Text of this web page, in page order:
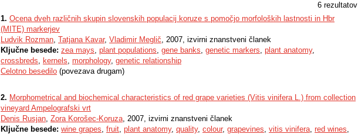
6 rezultatov
1. Ocena dveh različnih skupin slovenskih populacij koruze s pomočjo morfoloških lastnosti in Hbr
(MITE) markerjev
Ludvik Rozman, Tatjana Kavar, Vladimir Meglič, 2007, izvirni znanstveni članek
Ključne besede: zea mays, plant populations, gene banks, genetic markers, plant anatomy,
crossbreds, kernels, morphology, genetic relationship
Celotno besedilo (povezava drugam)
2. Morphometrical and biochemical characteristics of red grape varieties (Vitis vinifera L.) from collection
vineyard Ampelografski vrt
Denis Rusjan, Zora Korošec-Koruza, 2007, izvirni znanstveni članek
Ključne besede: wine grapes, fruit, plant anatomy, quality, colour, grapevines, vitis vinifera, red wines,